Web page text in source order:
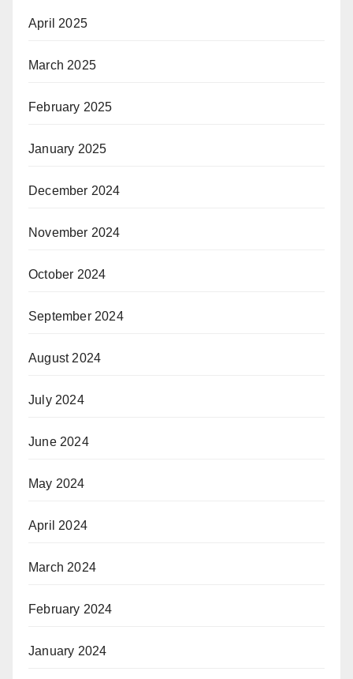
April 2025
March 2025
February 2025
January 2025
December 2024
November 2024
October 2024
September 2024
August 2024
July 2024
June 2024
May 2024
April 2024
March 2024
February 2024
January 2024